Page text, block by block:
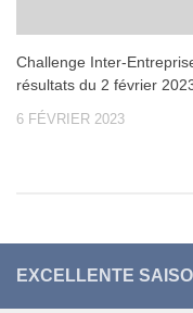
Challenge Inter-
résultats du 2 février
6 FÉVRIER 2023
EXCELLENTE